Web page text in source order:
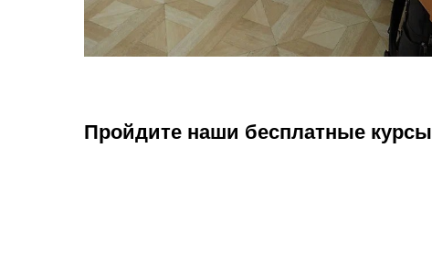
Пройдите наши бесплатные курсы